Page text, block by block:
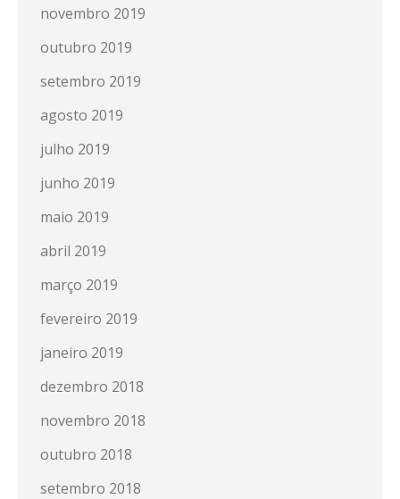
novembro 2019
outubro 2019
setembro 2019
agosto 2019
julho 2019
junho 2019
maio 2019
abril 2019
março 2019
fevereiro 2019
janeiro 2019
dezembro 2018
novembro 2018
outubro 2018
setembro 2018